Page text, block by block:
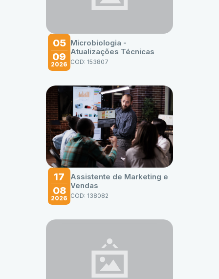
05
09
2026
Microbiologia -
Atualizações Técnicas
COD: 153807
17
08
2026
Assistente de Marketing e
Vendas
COD: 138082